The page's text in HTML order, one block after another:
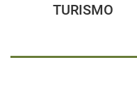
TURISMO